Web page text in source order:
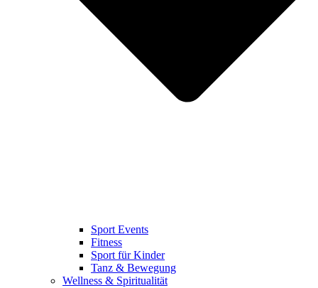
Sport Events
Fitness
Sport für Kinder
Tanz & Bewegung
Wellness & Spiritualität